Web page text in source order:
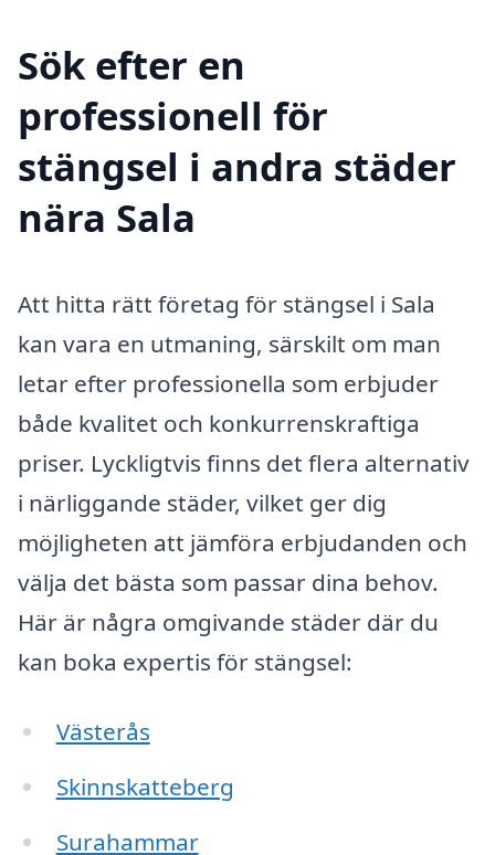
Sök efter en
professionell för
stängsel i andra städer
nära Sala
Att hitta rätt företag för stängsel i Sala
kan vara en utmaning, särskilt om man
letar efter professionella som erbjuder
både kvalitet och konkurrenskraftiga
priser. Lyckligtvis finns det flera alternativ
i närliggande städer, vilket ger dig
möjligheten att jämföra erbjudanden och
välja det bästa som passar dina behov.
Här är några omgivande städer där du
kan boka expertis för stängsel:
Västerås
Skinnskatteberg
Surahammar